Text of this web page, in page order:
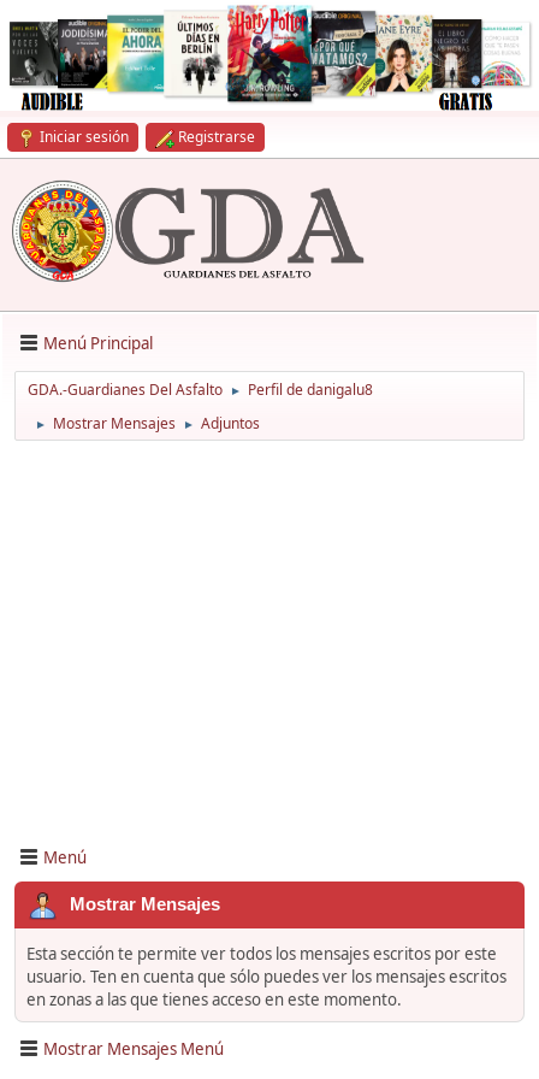
Iniciar sesión Registrarse
Menú Principal
GDA.-Guardianes Del Asfalto ► Perfil de danigalu8
► Mostrar Mensajes ► Adjuntos
Menú
Mostrar Mensajes
Esta sección te permite ver todos los mensajes escritos por este
usuario. Ten en cuenta que sólo puedes ver los mensajes escritos
en zonas a las que tienes acceso en este momento.
Mostrar Mensajes Menú